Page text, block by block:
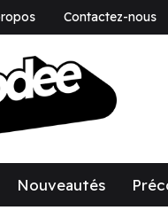
Contactez-nous
Nouveautés